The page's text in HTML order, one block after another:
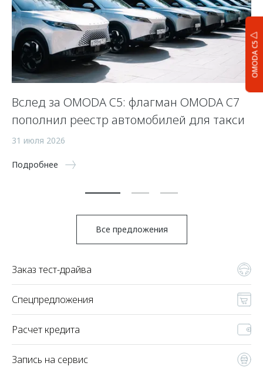
OMODA C5
Вслед за OMODA C5: флагман OMODA C7
пополнил реестр автомобилей для такси
31 июля 2026
Подробнее
Все предложения
Заказ тест-драйва
Спецпредложения
Расчет кредита
Запись на сервис